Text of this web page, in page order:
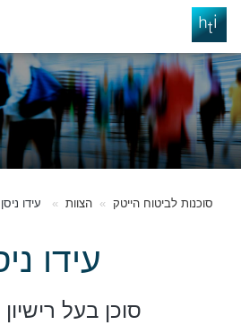
סוכנות לביטוח הייטק הצוות עידו ניסן
עידו
סוכן בעל רישיון